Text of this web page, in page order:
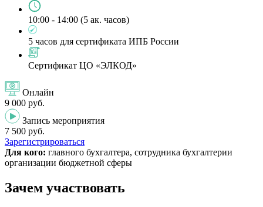
10:00 - 14:00 (5 ак. часов)
5 часов для сертификата ИПБ России
Сертификат ЦО «ЭЛКОД»
Онлайн
9 000 руб.
Запись мероприятия
7 500 руб.
Зарегистрироваться
Для кого: главного бухгалтера, сотрудника бухгалтерии
организации бюджетной сферы
Зачем участвовать